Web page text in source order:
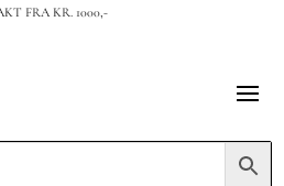
FRA KR. 1000,-